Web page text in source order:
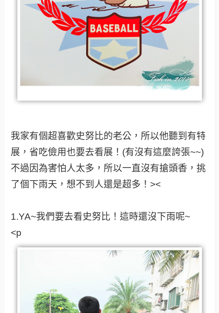
我家有個超喜歡史努比的老公，所以他聽到有特
展，省吃儉用也要去看展！(有沒有這麼誇張~~)
不過因為害怕人太多，所以一直沒有搶頭香，挑
了個下雨天，想不到人還是超多！><
1.YA~我們要去看史努比！這時還沒下雨呢~
<p